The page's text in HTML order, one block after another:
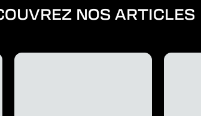
NOS ARTICLES